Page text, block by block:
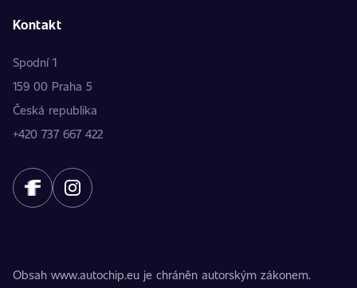
Kontakt
Spodní 1
159 00 Praha 5
Česká republika
+420 737 667 422
Obsah www.autochip.eu je chráněn autorským zákonem.